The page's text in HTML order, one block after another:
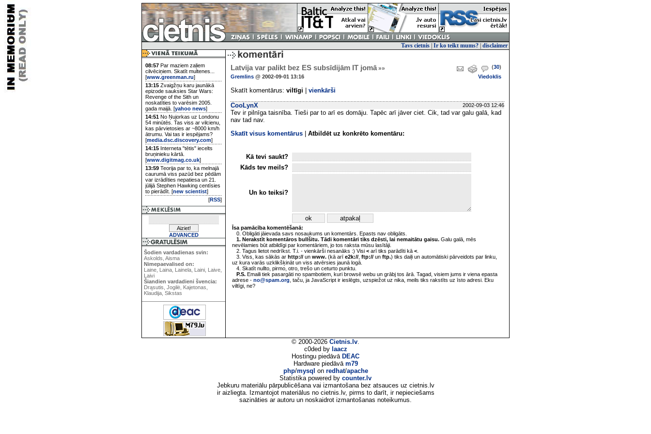
Tavs cietnis Ir ko teikt mums? disclaimer
08:57 Par maziem zaļiem
cilvēciņiem. Skatīt multenes...
[www.greenman.ru]
13:15 Zvaigžņu karu jaunākā
epizode sauksies Star Wars:
Revenge of the Sith un
noskatīties to varēsim 2005.
gada maijā. [yahoo news]
14:51 No Ņujorkas uz Londonu
54 minūtēs. Tas viss ar vilcienu,
kas pārvietosies ar ~8000 km/h
ātrumu. Vai tas ir iespējams?
[media.dsc.discovery.com]
14:15 Interneta "tētis" iecelts
bruņinieku kārtā.
[www.digitmag.co.uk]
13:59 Teorija par to, ka melnajā
caurumā viss pazūd bez pēdām
var izrādīties nepatiesa un 21.
jūlijā Stephen Hawking centīsies
to pierādīt. [new scientist]
[RSS]
ADVANCED
Šodien vardadienas svin:
Askolds, Aisma
Nimepaevalised on:
Laine, Laina, Lainela, Laini, Laive,
Laivi
Šiandien vardadieni švencia:
Drąsutis, Jogilė, Kajetonas,
Klaudija, Sikstas
Latvija var palikt bez ES subsīdijām IT jomā»» (30)
Gremlins @ 2002-09-01 13:16 Viedoklis
Skatīt komentārus: viltīgi vienkārši
CooLynX 2002-09-03 12:46
Tev ir pilnīga taisnība. Tieši par to arī es domāju. Tapēc arī jāver ciet. Cik, tad var galu galā, kad
nav tad nav.
Skatīt visus komentārus
Atbildēt uz konkrēto komentāru:
Kā tevi saukt?
Kāds tev meils?
Un ko teiksi?
Īsa pamācība komentēšanā:
0. Obligāti jāievada savs nosaukums un komentārs. Epasts nav obligāts.
1. Nerakstīt komentāros bullšitu. Tādi komentāri tiks dzēsti, lai nemaitātu gaisu. Galu galā, mēs
nevēlamies būt atbildīgi par komentāriem, jo tos raksta mūsu lasītāji.
2. Tagus lietot nedrīkst. T.i. - vienkārši nesanāks :) Visi < arī tiks parādīti kā <
3. Viss, kas sākās ar http:// un www. (kā arī e2k:// ftp:// un ftp.) tiks daiļi un automātiski pārveidots par linku,
uz kura varās uzklikšķināt un viss atvērsies jaunā logā.
4. Skatīt nullto, pirmo, otro, trešo un ceturto punktu.
P.S. Emaili tiek pasargāti no spambotiem, kuri browsē webu un grābj tos ārā. Tagad, visiem jums ir viena epasta
adrese - no@spam.org , taču, ja JavaScript ir ieslēgts, uzspiežot uz nika, meils tiks rakstīts uz īsto adresi. Eku
viltīgi, ne?
© 2000-2026 Cietnis.lv.
c0ded by laacz
Hostingu piedāvā DEAC
Hardware piedāvā m79
php/mysql on redhat/apache
Statistika powered by counter.lv
Jebkuru materiālu pārpublicēšana vai izmantošana bez atsauces uz cietnis.lv
ir aizliegta. Izmantojot materiālus no cietnis.lv, pirms to darīt, ir nepieciešams
sazināties ar autoru un noskaidrot izmantošanas noteikumus.